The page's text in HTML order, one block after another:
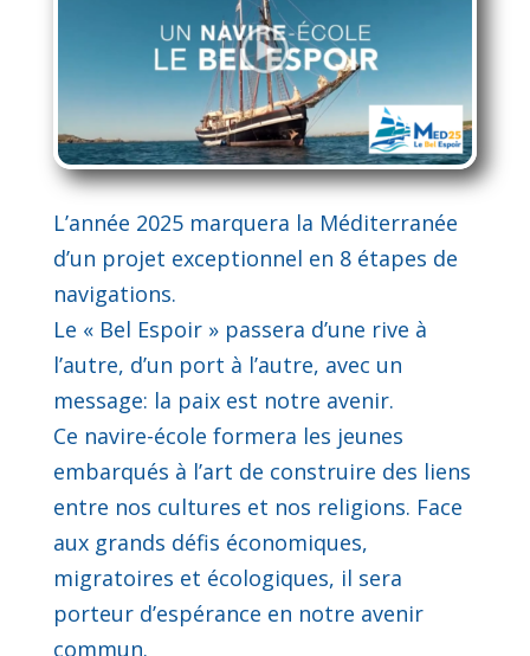
L’année 2025 marquera la Méditerranée
d’un projet exceptionnel en 8 étapes de
navigations.
Le « Bel Espoir » passera d’une rive à
l’autre, d’un port à l’autre, avec un
message: la paix est notre avenir.
Ce navire-école formera les jeunes
embarqués à l’art de construire des liens
entre nos cultures et nos religions. Face
aux grands défis économiques,
migratoires et écologiques, il sera
porteur d’espérance en notre avenir
commun.